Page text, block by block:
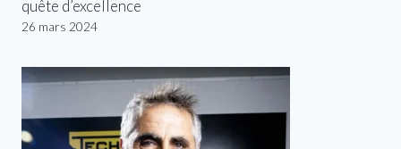
quête d’excellence
26 mars 2024